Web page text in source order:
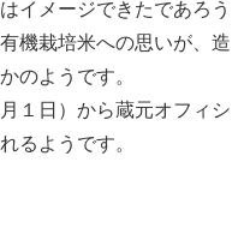
イメージできたであろう
機栽培米への思いが、造
のようです。
１日）から蔵元オフィシ
るようです。